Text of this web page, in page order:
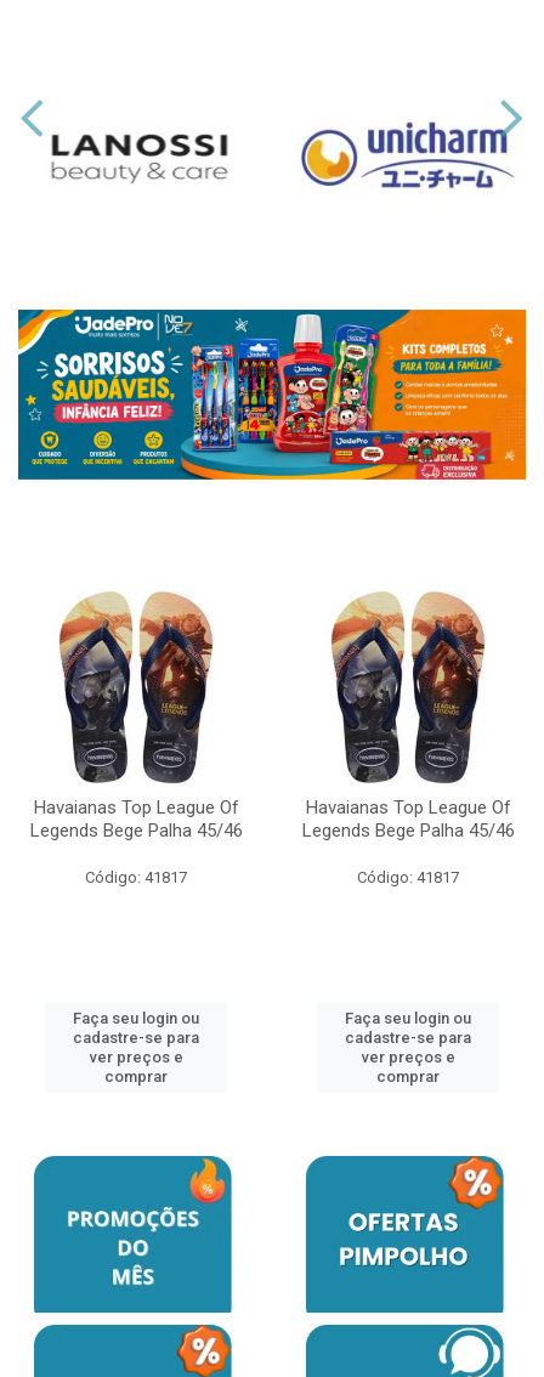
Havaianas Top League Of
Legends Bege Palha 45/46
Código: 41817
Faça seu login ou
cadastre-se para
ver preços e
comprar
Havaianas Top League Of
Legends Bege Palha 45/46
Código: 41817
Faça seu login ou
cadastre-se para
ver preços e
comprar